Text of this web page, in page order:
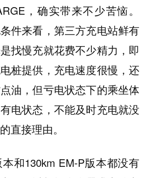
，确实带来不少苦恼。
件来看，第三方充电站鲜有
找慢充就花费不少精力，即
桩提供，充电速度很慢，还
油，但亏电状态下的乘坐体
电状态，不能及时充电就没
直接理由。
本和130km EM-P版本都没有